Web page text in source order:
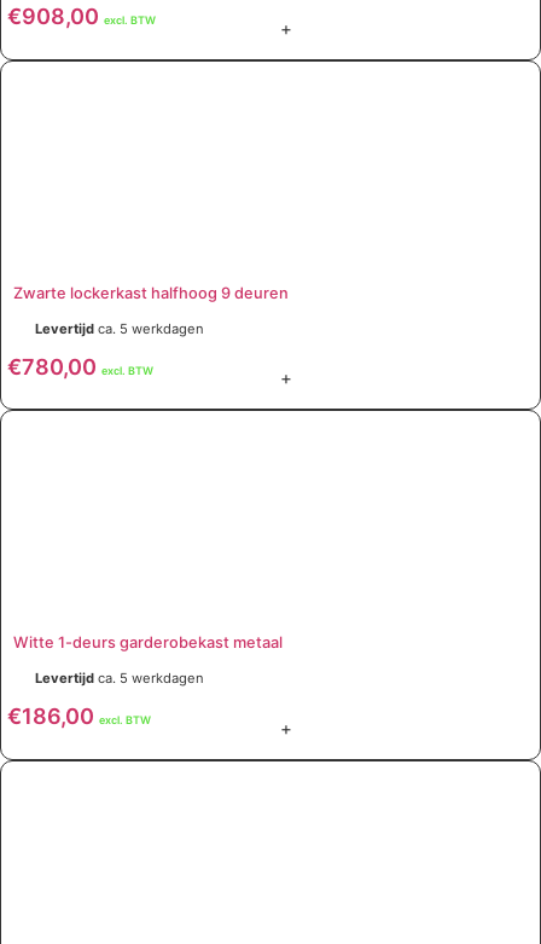
€908,00 excl. BTW +
Zwarte lockerkast halfhoog 9 deuren
Levertijdca. 5 werkdagen
€780,00 excl. BTW +
Witte 1-deurs garderobekast metaal
Levertijdca. 5 werkdagen
€186,00 excl. BTW +